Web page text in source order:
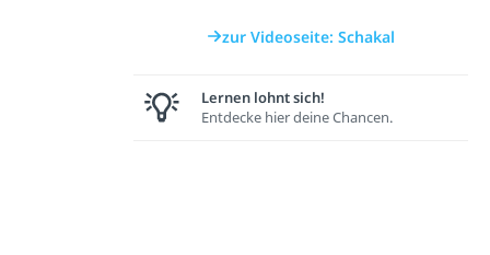
zur Videoseite: Schakal
Lernen lohnt sich!
Entdecke hier deine Chancen.